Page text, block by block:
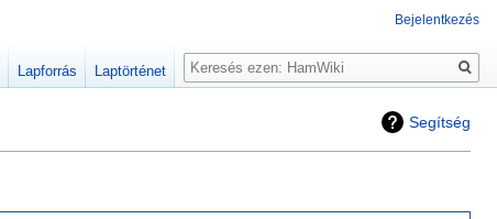
Segítség
Bejelentkezés
Lapforrás Laptörténet
Keresés